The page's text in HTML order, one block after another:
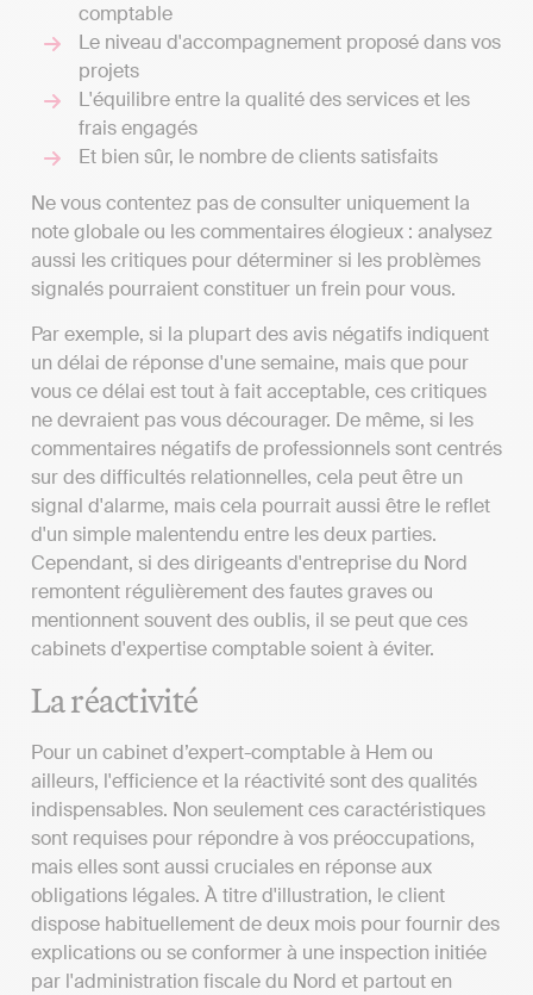
comptable
Le niveau d'accompagnement proposé dans vos
projets
L'équilibre entre la qualité des services et les
frais engagés
Et bien sûr, le nombre de clients satisfaits
Ne vous contentez pas de consulter uniquement la
note globale ou les commentaires élogieux : analysez
aussi les critiques pour déterminer si les problèmes
signalés pourraient constituer un frein pour vous.
Par exemple, si la plupart des avis négatifs indiquent
un délai de réponse d'une semaine, mais que pour
vous ce délai est tout à fait acceptable, ces critiques
ne devraient pas vous décourager. De même, si les
commentaires négatifs de professionnels sont centrés
sur des difficultés relationnelles, cela peut être un
signal d'alarme, mais cela pourrait aussi être le reflet
d'un simple malentendu entre les deux parties.
Cependant, si des dirigeants d'entreprise du Nord
remontent régulièrement des fautes graves ou
mentionnent souvent des oublis, il se peut que ces
cabinets d'expertise comptable soient à éviter.
La réactivité
Pour un cabinet d’expert-comptable à Hem ou
ailleurs, l'efficience et la réactivité sont des qualités
indispensables. Non seulement ces caractéristiques
sont requises pour répondre à vos préoccupations,
mais elles sont aussi cruciales en réponse aux
obligations légales. À titre d'illustration, le client
dispose habituellement de deux mois pour fournir des
explications ou se conformer à une inspection initiée
par l'administration fiscale du Nord et partout en